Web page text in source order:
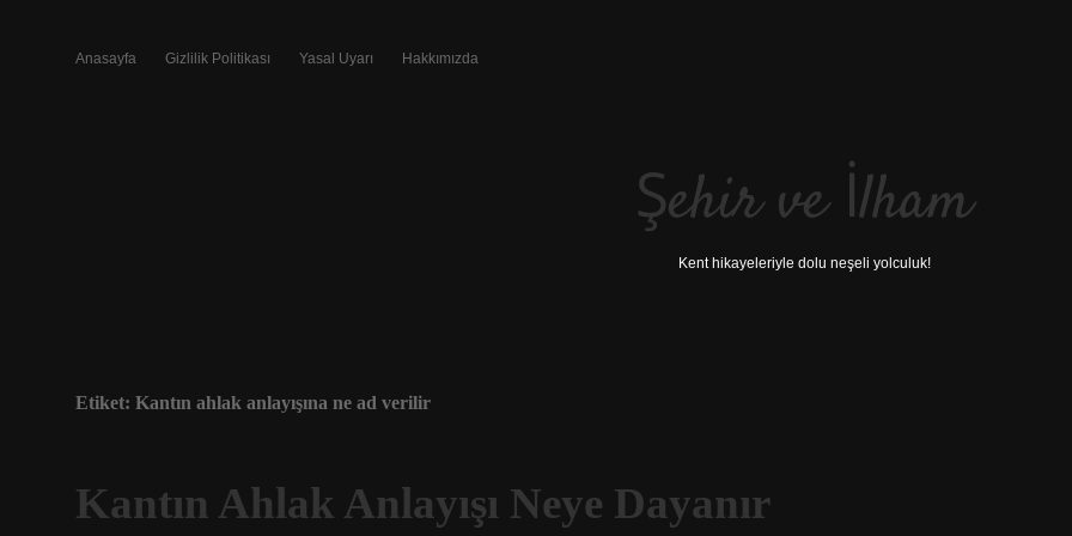
Anasayfa Gizlilik Politikası Yasal Uyarı Hakkımızda
Şehir ve İlham
Kent hikayeleriyle dolu neşeli yolculuk!
Etiket: Kantın ahlak anlayışına ne ad verilir
Kantın Ahlak Anlayışı Neye Dayanır